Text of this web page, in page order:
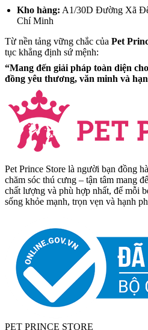
Kho hàng: A1/30D Đường Xã
Chí Minh
Từ nền tảng vững chắc của Pet
tục khẳng định sứ mệnh:
“Mang đến giải pháp toàn diện
đồng yêu thương, văn minh và
Pet Prince Store là người bạn đồng
chăm sóc thú cưng – tận tâm mang
chất lượng và phù hợp nhất, để mỗi
sống khỏe mạnh, trọn vẹn và hạnh
PET PRINCE STORE